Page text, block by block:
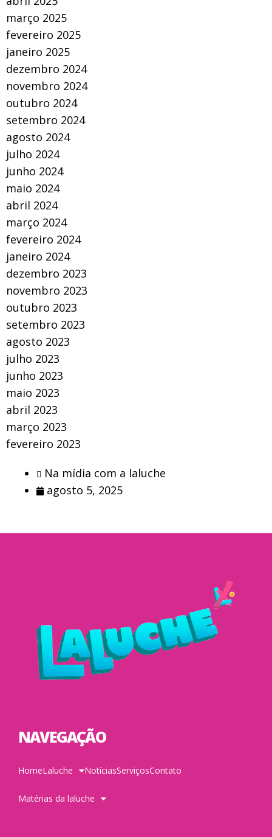
março 2025
fevereiro 2025
janeiro 2025
dezembro 2024
novembro 2024
outubro 2024
setembro 2024
agosto 2024
julho 2024
junho 2024
maio 2024
abril 2024
março 2024
fevereiro 2024
janeiro 2024
dezembro 2023
novembro 2023
outubro 2023
setembro 2023
agosto 2023
julho 2023
junho 2023
maio 2023
abril 2023
março 2023
fevereiro 2023
Na mídia com a laluche
agosto 5, 2025
NAVEGAÇÃO
HomeLaluche NotíciasServiçosContato
Matérias da laluche